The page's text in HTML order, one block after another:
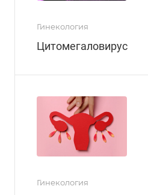
Гинекология
Цитомегаловирус
Гинекология